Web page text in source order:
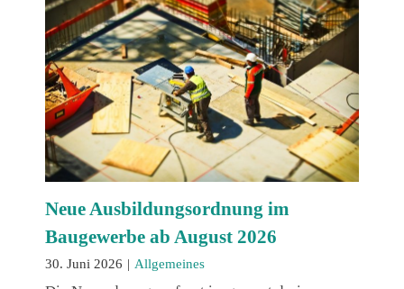
Neue Ausbildungsordnung im
Baugewerbe ab August 2026
30. Juni 2026 | Allgemeines